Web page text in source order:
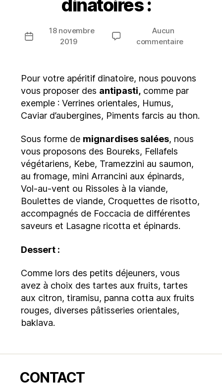
dinatoires :
Date
18 novembre
2019
Aucun
commentairesur
dinatoires
:
Pour votre apéritif dinatoire, nous pouvons
vous proposer des antipasti, comme par
exemple : Verrines orientales, Humus,
Caviar d’aubergines, Piments farcis au thon.
Sous forme de mignardises salées, nous
vous proposons des Boureks, Fellafels
végétariens, Kebe, Tramezzini au saumon,
au fromage, mini Arrancini aux épinards,
Vol-au-vent ou Rissoles à la viande,
Boulettes de viande, Croquettes de risotto,
accompagnés de Foccacia de différentes
saveurs et Lasagne ricotta et épinards.
Dessert :
Comme lors des petits déjeuners, vous
avez à choix des tartes aux fruits, tartes
aux citron, tiramisu, panna cotta aux fruits
rouges, diverses pâtisseries orientales,
baklava.
CONTACT